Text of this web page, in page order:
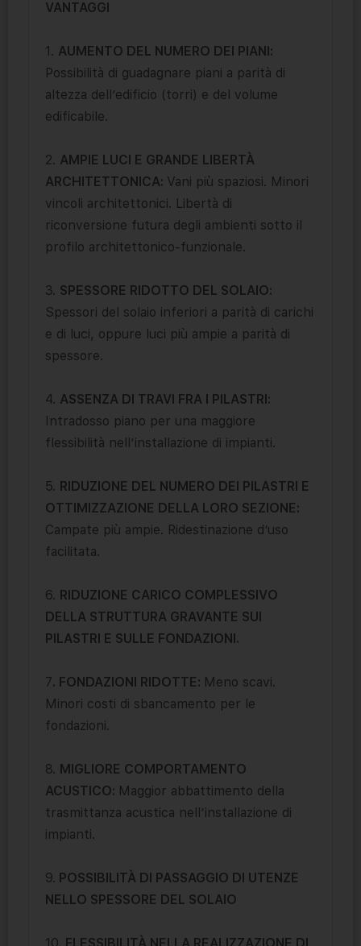
VANTAGGI
1. AUMENTO DEL NUMERO DEI PIANI:
Possibilità di guadagnare piani a parità di
altezza dell’edificio (torri) e del volume
edificabile.
2. AMPIE LUCI E GRANDE LIBERTÀ
ARCHITETTONICA: Vani più spaziosi. Minori
vincoli architettonici. Libertà di
riconversione futura degli ambienti sotto il
profilo architettonico-funzionale.
3. SPESSORE RIDOTTO DEL SOLAIO:
Spessori del solaio inferiori a parità di carichi
e di luci, oppure luci più ampie a parità di
spessore.
4. ASSENZA DI TRAVI FRA I PILASTRI:
Intradosso piano per una maggiore
flessibilità nell’installazione di impianti.
5. RIDUZIONE DEL NUMERO DEI PILASTRI E
OTTIMIZZAZIONE DELLA LORO SEZIONE:
Campate più ampie. Ridestinazione d’uso
facilitata.
6. RIDUZIONE CARICO COMPLESSIVO
DELLA STRUTTURA GRAVANTE SUI
PILASTRI E SULLE FONDAZIONI.
7. FONDAZIONI RIDOTTE: Meno scavi.
Minori costi di sbancamento per le
fondazioni.
8. MIGLIORE COMPORTAMENTO
ACUSTICO: Maggior abbattimento della
trasmittanza acustica nell’installazione di
impianti.
9. POSSIBILITÀ DI PASSAGGIO DI UTENZE
NELLO SPESSORE DEL SOLAIO